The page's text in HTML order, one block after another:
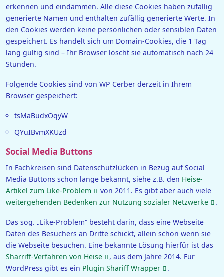
erkennen und eindämmen. Alle diese Cookies haben zufällig
generierte Namen und enthalten zufällig generierte Werte. In
den Cookies werden keine persönlichen oder sensiblen Daten
gespeichert. Es handelt sich um Domain-Cookies, die 1 Tag
lang gültig sind – Ihr Browser löscht sie automatisch nach 24
Stunden.
Folgende Cookies sind von WP Cerber derzeit in Ihrem
Browser gespeichert:
tsMaBudxOqyW
QYuIBvmXKUzd
Social Media Buttons
In Fachkreisen sind Datenschutzlücken in Bezug auf Social
Media Buttons schon lange bekannt, siehe z.B. den Heise-
Artikel zum Like-Problem
von 2011. Es gibt aber auch viele
weitergehenden Bedenken zur Nutzung sozialer Netzwerke
.
Das sog. „Like-Problem“ besteht darin, dass eine Webseite
Daten des Besuchers an Dritte schickt, allein schon wenn sie
die Webseite besuchen. Eine bekannte Lösung hierfür ist das
Sharriff-Verfahren von Heise
, aus dem Jahre 2014. Für
WordPress gibt es ein Plugin Shariff Wrapper .